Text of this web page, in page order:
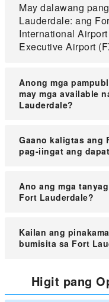
May dalawang
Lauderdale: ang
International
Executive Airport
Anong mga
may mga available
Lauderdale?
Sa Fort
pasahe para sa
Gaano kaligtas ang
pag-iingat ang
Karaniwang ligtas
lugar na dinadayo
gamit, at mag-
Ano ang mga
Fort Lauderdale?
Kabilang sa mga
Lauderdale Beach,
Kailan ang
bumisita sa Fort
Ang
Fort Lauderdale
Higit pang